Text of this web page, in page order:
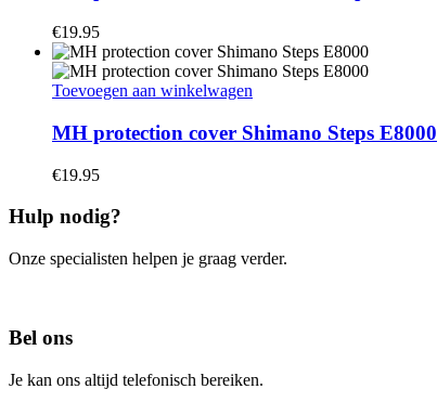
€19.95
Toevoegen aan winkelwagen
MH protection cover Shimano Steps E8000
€19.95
Hulp nodig?
Onze specialisten helpen je graag verder.
Bel ons
Je kan ons altijd telefonisch bereiken.